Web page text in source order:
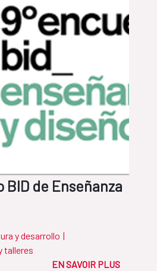
BID de Enseñanza
y desarrollo |
talleres
EN SAVOIR PLUS